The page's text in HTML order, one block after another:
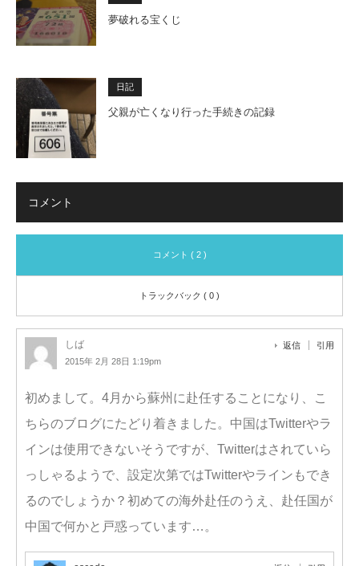
夢破れる宝くじ
日記
父親が亡くなり行った手続きの記録
コメント
コメント ( 2 )
トラックバック ( 0 )
しば
2015年 2月 28日 1:19pm
返信 引用
初めまして。4月から蘇州に赴任することになり、こ
ちらのブログにたどり着きました。中国はTwitterやラ
インは使用できないそうですが、Twitterはされていら
っしゃるようで、設定次第ではTwitterやラインもでき
るのでしょうか？初めての海外赴任のうえ、赴任国が
中国で何かと戸惑っています…。